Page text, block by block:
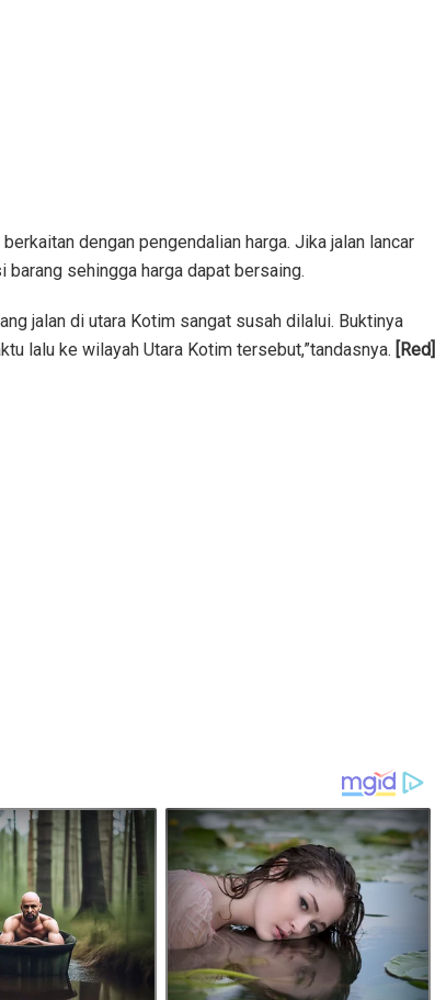
dengan pengendalian harga. Jika jalan lancar
sehingga harga dapat bersaing.
jalan di utara Kotim sangat susah dilalui. Buktinya
lalu ke wilayah Utara Kotim tersebut,”tandasnya. [Red]